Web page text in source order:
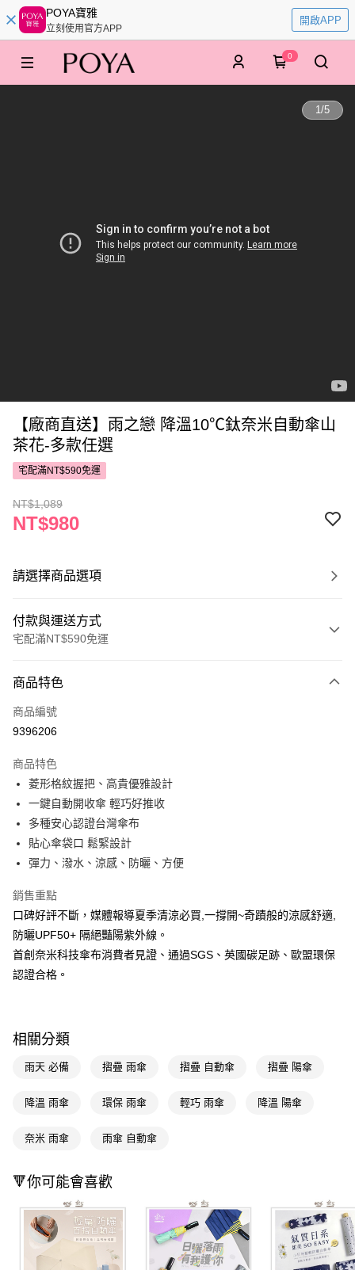
POYA寶雅
立刻使用官方APP
開啟APP
0
1/5
【廠商直送】雨之戀 降溫10℃鈦奈米自動傘山
茶花-多款任選
宅配滿NT$590免運
NT$1,089
NT$980
請選擇商品選項
付款與運送方式
宅配滿NT$590免運
POYA支付
信用卡一次付款
Apple Pay
街口支付
悠遊付
Google Pay
AFTEE先享後付
相關說明
【關於「AFTEE先享後付」】
AFTEE先享後付是「在收到商品之後才付款」的支付方式。 讓您購物簡單
便利好安心！
１．簡單：不需註冊會員、不需綁卡、不需儲值。
【「AFTEE先享後付」結帳流程】
１．於結帳方式選擇「AFTEE先享後付」後，將跳轉至「AFTEE先享後付」
結帳頁面，進行簡訊認證並確認金額後，即可完成結帳。
ATM／網路銀行／等多元方式進行付款，方視為交易完成。
購買商品的店家。未經商家同意取消之訂單仍視為有效，需透過AFTEE先享
是否繳費成功／繳費後需取消欲退款等相關疑問，請聯繫「AFTEE先享後付
客戶支援中心」 https://netprotections.freshdesk.com/support/home
【注意事項】
１．透過由恩沛科技股份有限公司提供之「AFTEE先享後付」服務完成之交
易，需依本服務之必要範圍內提供個人資料，並將交易相關給付款項請求債
權轉讓予恩沛科技股份有限公司。
運送方式
宅配(廠商直送🚚)
宅配(離島廠商直送🚚)
商品特色
商品編號
9396206
商品特色
菱形格紋握把、高貴優雅設計
一鍵自動開收傘 輕巧好推收
多種安心認證台灣傘布
貼心傘袋口 鬆緊設計
彈力、潑水、涼感、防曬、方便
銷售重點
口碑好評不斷，媒體報導夏季清涼必買,一撐開~奇蹟般的涼感舒適,
防曬UPF50+ 隔絕豔陽紫外線。
首創奈米科技傘布消費者見證、通過SGS、英國碳足跡、歐盟環保
認證合格。
相關分類
雨天 必備 摺疊 雨傘 摺疊 自動傘 摺疊 陽傘
降溫 雨傘 環保 雨傘 輕巧 雨傘 降溫 陽傘
奈米 雨傘 雨傘 自動傘
🔻你可能會喜歡